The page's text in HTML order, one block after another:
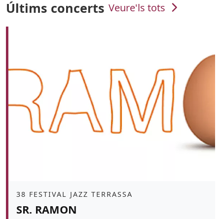
Últims concerts Veure'ls tots
Àmbit
38 FESTIVAL JAZZ TERRASSA
SR. RAMON